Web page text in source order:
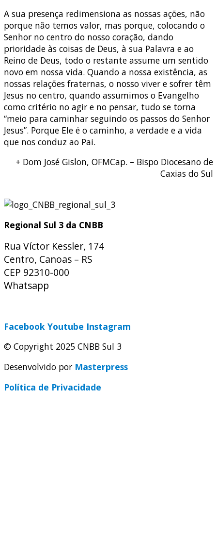
A sua presença redimensiona as nossas ações, não
porque não temos valor, mas porque, colocando o
Senhor no centro do nosso coração, dando
prioridade às coisas de Deus, à sua Palavra e ao
Reino de Deus, todo o restante assume um sentido
novo em nossa vida. Quando a nossa existência, as
nossas relações fraternas, o nosso viver e sofrer têm
Jesus no centro, quando assumimos o Evangelho
como critério no agir e no pensar, tudo se torna
“meio para caminhar seguindo os passos do Senhor
Jesus”. Porque Ele é o caminho, a verdade e a vida
que nos conduz ao Pai.
+ Dom José Gislon, OFMCap. – Bispo Diocesano de
Caxias do Sul
Regional Sul 3 da CNBB
Rua Víctor Kessler, 174
Centro, Canoas – RS
CEP 92310-000
Whatsapp
Facebook Youtube Instagram
© Copyright 2025 CNBB Sul 3
Desenvolvido por Masterpress
Política de Privacidade